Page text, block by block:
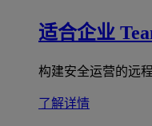
适合企业
构建安全运营的远
了解详情